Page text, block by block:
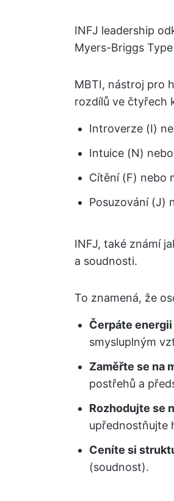
INFJ leadership
Myers-Briggs
MBTI, nástroj pro
rozdílů ve čtyřech
Introverze (I)
Intuice (N)
Cítění (F) nebo
Posuzování (J)
INFJ, také známí
a soudnosti.
To znamená, že
Čerpáte
smysluplným
Zaměřte se na
postřehů a
Rozhodujte se
upřednostňujte
Ceníte si
(soudnost).